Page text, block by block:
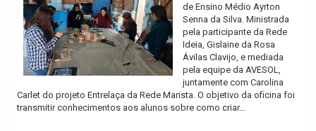
de Ensino Médio Ayrton
Senna da Silva. Ministrada
pela participante da Rede
Ideia, Gislaine da Rosa
Ávilas Clavijo, e mediada
pela equipe da AVESOL,
juntamente com Carolina
Carlet do projeto Entrelaça da Rede Marista. O objetivo da oficina foi
transmitir conhecimentos aos alunos sobre como criar...